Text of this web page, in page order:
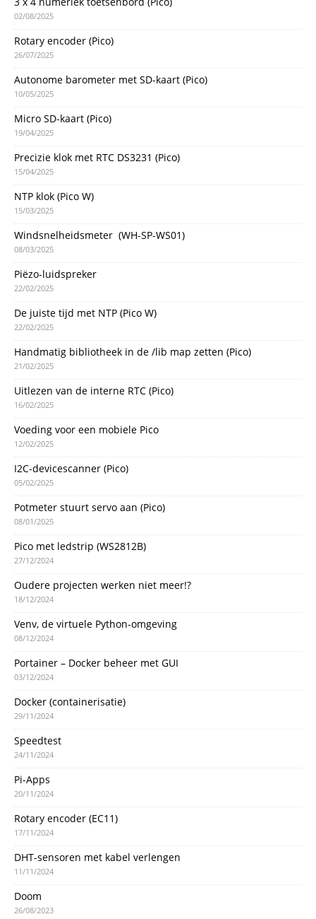
02/08/2025
Rotary encoder (Pico)
26/07/2025
Autonome barometer met SD-kaart (Pico)
10/05/2025
Micro SD-kaart (Pico)
19/04/2025
Precizie klok met RTC DS3231 (Pico)
15/04/2025
NTP klok (Pico W)
15/03/2025
Windsnelheidsmeter (WH-SP-WS01)
08/03/2025
Piëzo-luidspreker
22/02/2025
De juiste tijd met NTP (Pico W)
22/02/2025
Handmatig bibliotheek in de /lib map zetten (Pico)
21/02/2025
Uitlezen van de interne RTC (Pico)
16/02/2025
Voeding voor een mobiele Pico
12/02/2025
I2C-devicescanner (Pico)
05/02/2025
Potmeter stuurt servo aan (Pico)
08/01/2025
Pico met ledstrip (WS2812B)
27/12/2024
Oudere projecten werken niet meer!?
18/12/2024
Venv, de virtuele Python-omgeving
08/12/2024
Portainer – Docker beheer met GUI
03/12/2024
Docker (containerisatie)
29/11/2024
Speedtest
24/11/2024
Pi-Apps
20/11/2024
Rotary encoder (EC11)
17/11/2024
DHT-sensoren met kabel verlengen
11/11/2024
Doom
26/08/2023